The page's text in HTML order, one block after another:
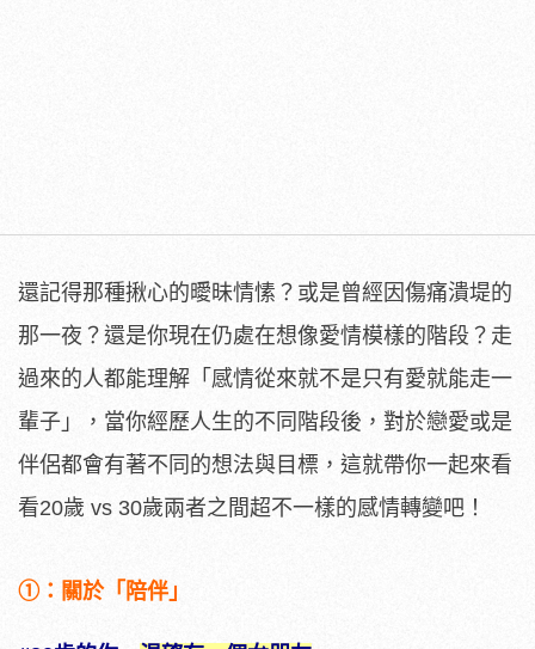
還記得那種揪心的曖昧情愫？或是曾經因傷痛潰堤的
那一夜？還是你現在仍處在想像愛情模樣的階段？走
過來的人都能理解「感情從來就不是只有愛就能走一
輩子」，當你經歷人生的不同階段後，對於戀愛或是
伴侶都會有著不同的想法與目標，這就帶你一起來看
看20歲 vs 30歲兩者之間超不一樣的感情轉變吧！
①：關於「陪伴」